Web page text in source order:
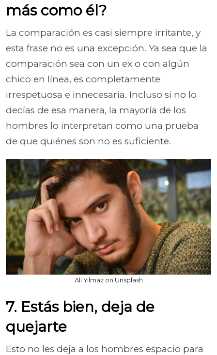
más como él?
La comparación es casi siempre irritante, y
esta frase no es una excepción. Ya sea que la
comparación sea con un ex o con algún
chico en línea, es completamente
irrespetuosa e innecesaria. Incluso si no lo
decías de esa manera, la mayoría de los
hombres lo interpretan como una prueba
de que quiénes son no es suficiente.
Ali Yılmaz on Unsplash
7. Estás bien, deja de
quejarte
Esto no les deja a los hombres espacio para